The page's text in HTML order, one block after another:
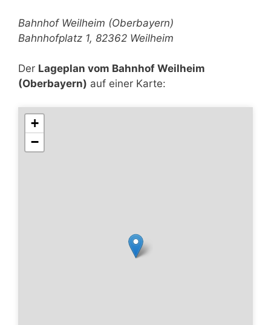
Bahnhof Weilheim (Oberbayern)
Bahnhofplatz 1, 82362 Weilheim
Der Lageplan vom Bahnhof Weilheim
(Oberbayern) auf einer Karte:
+
−